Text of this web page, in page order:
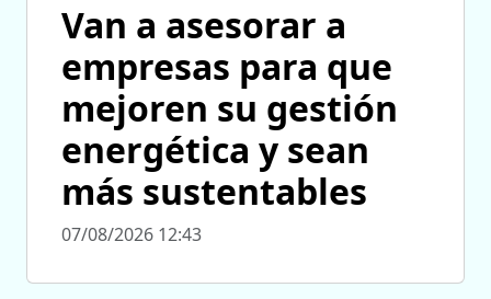
Van a asesorar a
empresas para que
mejoren su gestión
energética y sean
más sustentables
07/08/2026 12:43